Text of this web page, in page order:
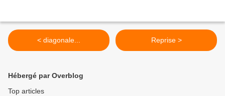
< diagonale... Reprise >
Hébergé par Overblog
Top articles